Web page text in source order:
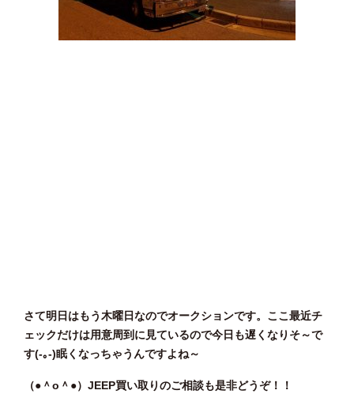
さて明日はもう木曜日なのでオークションです。ここ最近チ
ェックだけは用意周到に見ているので今日も遅くなりそ～で
す(-｡-)眠くなっちゃうんですよね～
（●＾o ＾●）JEEP買い取りのご相談も是非どうぞ！！